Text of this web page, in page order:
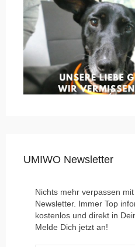
UMIWO Newsletter
Nichts mehr verpassen
Newsletter. Immer Top
kostenlos und direkt in
Melde Dich jetzt an!